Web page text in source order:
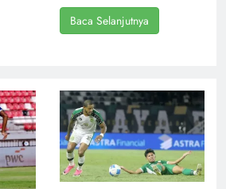
Baca Selanjutnya